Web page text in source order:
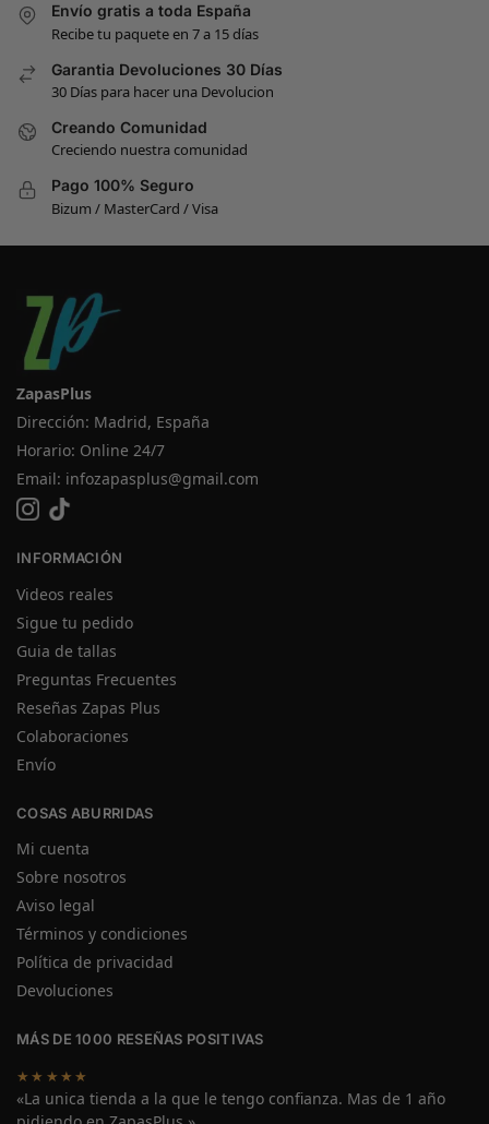
Envío gratis a toda España
Recibe tu paquete en 7 a 15 días
Garantia Devoluciones 30 Días
30 Días para hacer una Devolucion
Creando Comunidad
Creciendo nuestra comunidad
Pago 100% Seguro
Bizum / MasterCard / Visa
ZapasPlus
Dirección: Madrid, España
Horario: Online 24/7
Email: infozapasplus@gmail.com
INFORMACIÓN
Videos reales
Sigue tu pedido
Guia de tallas
Preguntas Frecuentes
Reseñas Zapas Plus
Colaboraciones
Envío
COSAS ABURRIDAS
Mi cuenta
Sobre nosotros
Aviso legal
Términos y condiciones
Política de privacidad
Devoluciones
MÁS DE 1000 RESEÑAS POSITIVAS
★★★★★
«La unica tienda a la que le tengo confianza. Mas de 1 año